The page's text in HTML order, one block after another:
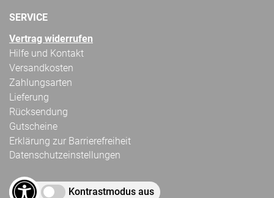
SERVICE
Vertrag widerrufen
Hilfe und Kontakt
Versandkosten
Zahlungsarten
Lieferung
Rücksendung
Gutscheine
Erklärung zur Barrierefreiheit
Datenschutzeinstellungen
Kontrastmodus aus